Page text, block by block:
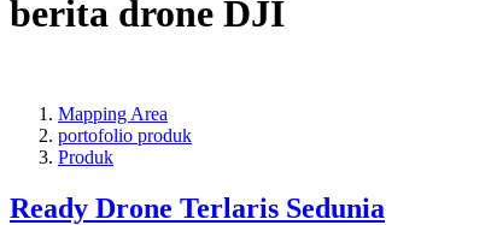
berita drone DJI
Mapping Area
portofolio produk
Produk
Ready Drone Terlaris Sedunia